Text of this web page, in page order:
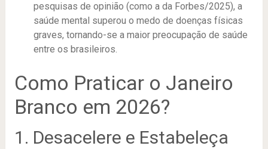
pesquisas de opinião (como a da Forbes/2025), a
saúde mental superou o medo de doenças físicas
graves, tornando-se a maior preocupação de saúde
entre os brasileiros.
Como Praticar o Janeiro
Branco em 2026?
1. Desacelere e Estabeleça